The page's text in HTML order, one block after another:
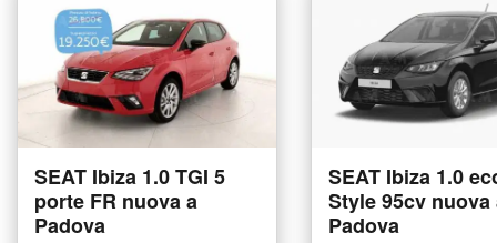
SEAT Ibiza 1.0 TGI 5
porte FR nuova a
Padova
SEAT Ibiza 1.0
Style 95cv nuova
Padova